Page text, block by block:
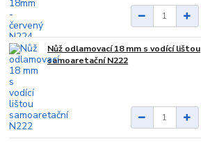
Nůž odlamovací 18 mm s vodící lištou
samoaretační N222